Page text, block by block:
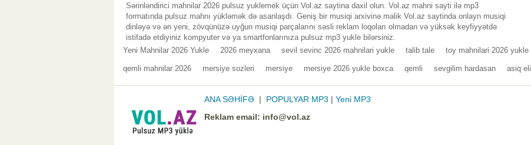
Sərinləndirici mahnilar 2026 pulsuz yuklemek üçün Vol.az saytina daxil olun. Vol.az mahni sayti ilə mp3
formatında pulsuz mahnı yükləmək də asanlaşdı. Geniş bir musiqi arxivinə malik Vol.az saytinda onlayn musiqi
dinləyə və ən yeni, zövqünüzə uyğun musiqi parçalarını səsli reklam loqoları olmadan və yüksək keyfiyyətdə
istifadə etdiyiniz kompyuter və ya smartfonlarınıza pulsuz mp3 yukle bilərsiniz.
Yeni Mahnilar 2026 Yukle 2026 meyxana sevil sevinc 2026 mahnilari yukle talib tale toy mahnilari 2026 yukle
qemli mahnilar 2026 mersiye sozleri mersiye mersiye 2026 yukle boxca qemli sevgilim hardasan asiq eli
ANA SƏHİFƏ | POPULYAR MP3 | Yeni MP3
Reklam email: info@vol.az